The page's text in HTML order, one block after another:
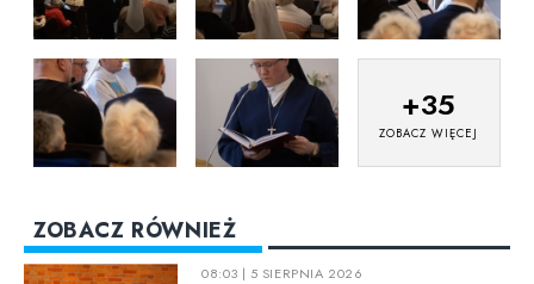
+35
ZOBACZ WIĘCEJ
ZOBACZ RÓWNIEŻ
08:03 | 5 SIERPNIA 2026